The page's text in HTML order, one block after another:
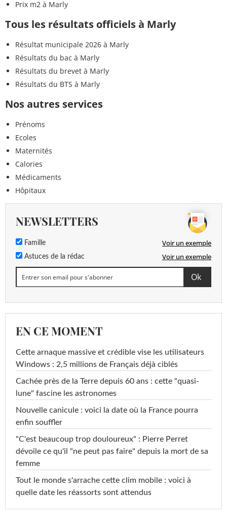
Prix m2 à Marly
Tous les résultats officiels à Marly
Résultat municipale 2026 à Marly
Résultats du bac à Marly
Résultats du brevet à Marly
Résultats du BTS à Marly
Nos autres services
Prénoms
Ecoles
Maternités
Calories
Médicaments
Hôpitaux
NEWSLETTERS
Famille Voir un exemple
Astuces de la rédac Voir un exemple
EN CE MOMENT
Cette arnaque massive et crédible vise les utilisateurs
Windows : 2,5 millions de Français déjà ciblés
Cachée près de la Terre depuis 60 ans : cette "quasi-
lune" fascine les astronomes
Nouvelle canicule : voici la date où la France pourra
enfin souffler
"C'est beaucoup trop douloureux" : Pierre Perret
dévoile ce qu'il "ne peut pas faire" depuis la mort de sa
femme
Tout le monde s'arrache cette clim mobile : voici à
quelle date les réassorts sont attendus